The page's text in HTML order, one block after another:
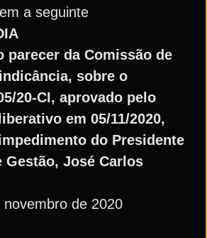
a seguinte
parecer da Comissão de
sobre o
20-CI, aprovado pelo
em 05/11/2020,
do Presidente
Gestão, José Carlos
de 2020